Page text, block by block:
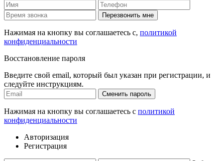
Перезвонить мне
Нажимая на кнопку вы соглашаетесь с, политикой
конфиденциальности
Восстановление пароля
Введите свой email, который был указан при регистрации, и
следуйте инструкциям.
Сменить пароль
Нажимая на кнопку вы соглашаетесь с политикой
конфиденциальности
Авторизация
Регистрация